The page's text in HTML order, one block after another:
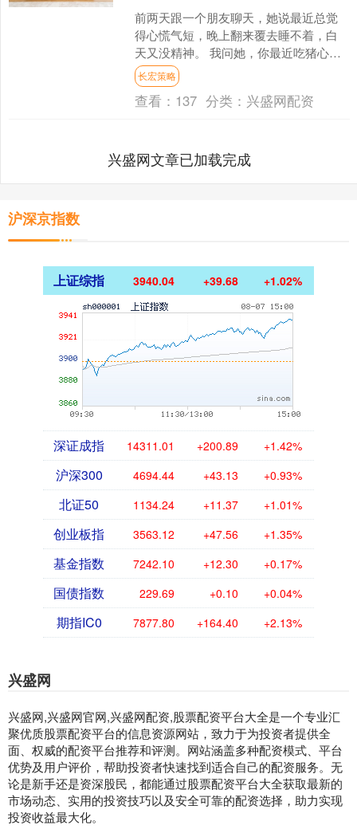
前两天跟一个朋友聊天，她说最近总觉
得心慌气短，晚上翻来覆去睡不着，白
天又没精神。 我问她，你最近吃猪心了
吗？ 她愣了一下，说，猪心？那玩意儿
能吃吗？ 我差点没笑....
长宏策略
查看： 137 分类： 兴盛网配资
兴盛网文章已加载完成
沪深京指数
上证综指 3940.04 +39.68 +1.02%
深证成指 14311.01 +200.89 +1.42%
沪深300 4694.44 +43.13 +0.93%
北证50 1134.24 +11.37 +1.01%
创业板指 3563.12 +47.56 +1.35%
基金指数 7242.10 +12.30 +0.17%
国债指数 229.69 +0.10 +0.04%
期指IC0 7877.80 +164.40 +2.13%
兴盛网
兴盛网,兴盛网官网,兴盛网配资,股票配资平台大全是一个专业汇
聚优质股票配资平台的信息资源网站，致力于为投资者提供全
面、权威的配资平台推荐和评测。网站涵盖多种配资模式、平台
优势及用户评价，帮助投资者快速找到适合自己的配资服务。无
论是新手还是资深股民，都能通过股票配资平台大全获取最新的
市场动态、实用的投资技巧以及安全可靠的配资选择，助力实现
投资收益最大化。